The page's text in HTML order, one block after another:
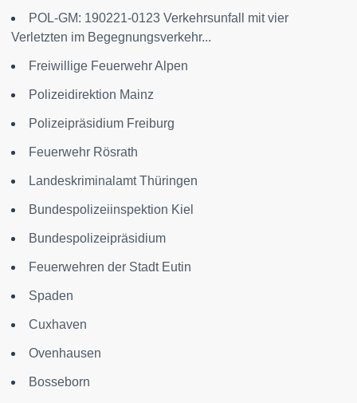
POL-GM: 190221-0123 Verkehrsunfall mit vier
Verletzten im Begegnungsverkehr...
Freiwillige Feuerwehr Alpen
Polizeidirektion Mainz
Polizeipräsidium Freiburg
Feuerwehr Rösrath
Landeskriminalamt Thüringen
Bundespolizeiinspektion Kiel
Bundespolizeipräsidium
Feuerwehren der Stadt Eutin
Spaden
Cuxhaven
Ovenhausen
Bosseborn